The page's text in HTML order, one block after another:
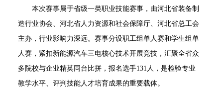
本次赛事属于省级一类职业技能赛事，由河北省装备制
造行业协会、河北省人力资源和社会保障厅、河北省总工会
主办，行业影响力深远。赛事分设职工组单人赛和学生组单
人赛，紧扣新能源汽车三电核心技术开展竞技，汇聚全省众
多院校与企业精英同台比拼，报名选手131人，是检验专业
教学水平、评判技能人才培育成果的重要载体。